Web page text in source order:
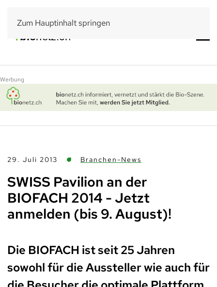
Zum Hauptinhalt springen
Werbung
29. Juli 2013 Branchen-News
SWISS Pavilion an der
BIOFACH 2014 - Jetzt
anmelden (bis 9. August)!
Die BIOFACH ist seit 25 Jahren
sowohl für die Aussteller wie auch für